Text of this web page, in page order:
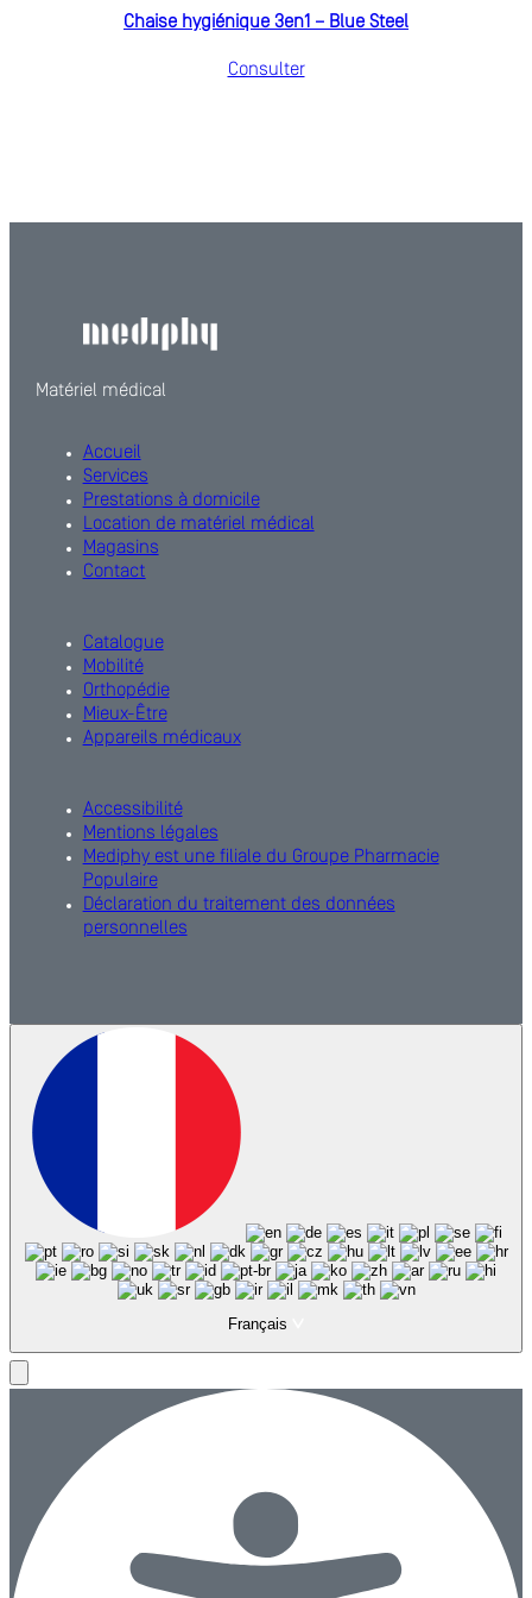
Chaise hygiénique 3en1 – Blue Steel
Consulter
Matériel médical
Accueil
Services
Prestations à domicile
Location de matériel médical
Magasins
Contact
Catalogue
Mobilité
Orthopédie
Mieux-Être
Appareils médicaux
Accessibilité
Mentions légales
Mediphy est une filiale du Groupe Pharmacie
Populaire
Déclaration du traitement des données
personnelles
Français